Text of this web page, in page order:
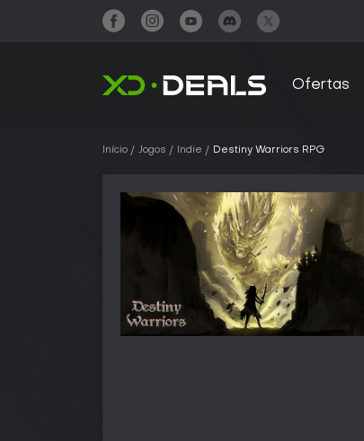
Ofertas
Início Jogos Indie Destiny Warriors RPG